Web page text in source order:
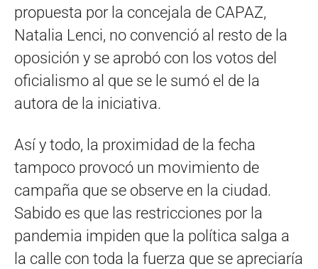
propuesta por la concejala de CAPAZ,
Natalia Lenci, no convenció al resto de la
oposición y se aprobó con los votos del
oficialismo al que se le sumó el de la
autora de la iniciativa.
Así y todo, la proximidad de la fecha
tampoco provocó un movimiento de
campaña que se observe en la ciudad.
Sabido es que las restricciones por la
pandemia impiden que la política salga a
la calle con toda la fuerza que se apreciaría